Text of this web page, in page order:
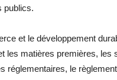
publics.
et le développement
les matières premières,
réglementaires, le